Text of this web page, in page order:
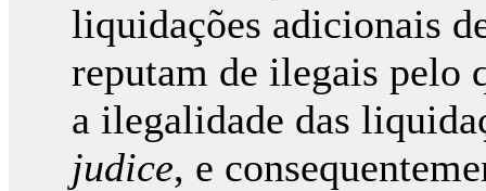
liquidações adicionais
reputam de ilegais pelo
a ilegalidade das
judice, e